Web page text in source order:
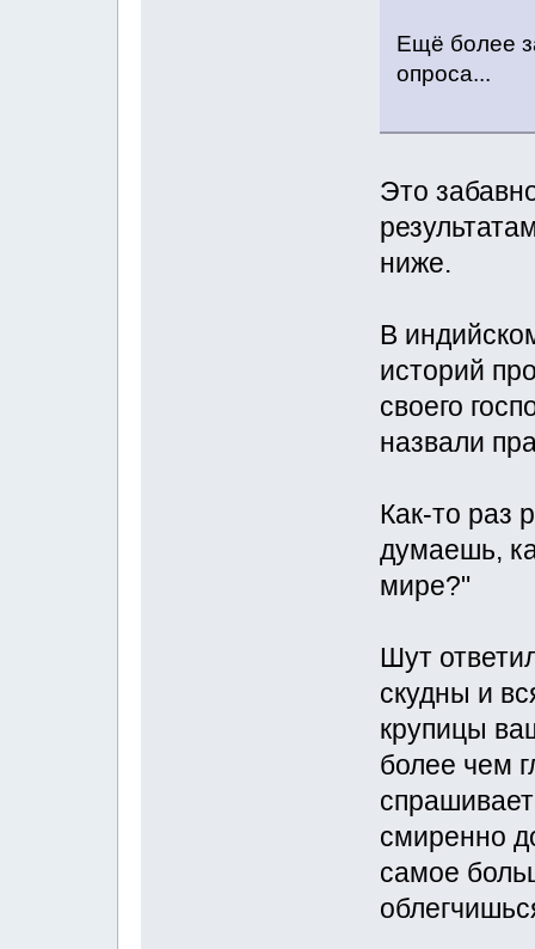
Ещё более
опроса...
Это
ниже.
В
историй
своего
назвали
Как-то раз
думаешь,
мире?"
Шут
скудны и
крупицы
более чем
спрашивает
смиренно
самое